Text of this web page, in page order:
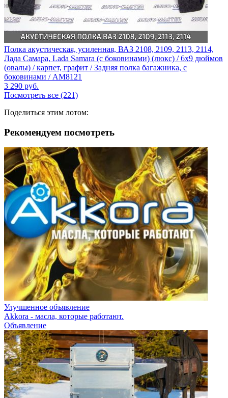
Полка акустическая, усиленная, ВАЗ 2108, 2109, 2113, 2114,
Лада Самара, Lada Samara (с боковинами) (люкс) / 6x9 дюймов
(овалы) / карпет, графит / Задняя полка багажника, с
боковинами / AM8121
3 290 руб.
Посмотреть все (221)
Поделиться этим лотом:
Рекомендуем посмотреть
Улучшенное объявление
Akkora - масла, которые работают.
Объявление